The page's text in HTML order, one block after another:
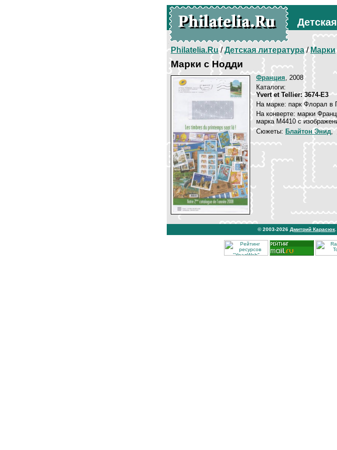
Philatelia.Ru/Детская литература/Марки
Марки с Нодди
Франция, 2008
Каталоги:
Yvert et Tellier: 3674-E3
На марке: парк Флорал в
На конверте: марки
марка М4410 с
Сюжеты: Блайтон Энид,
© 2003-2026 Дмитрий Карасюк